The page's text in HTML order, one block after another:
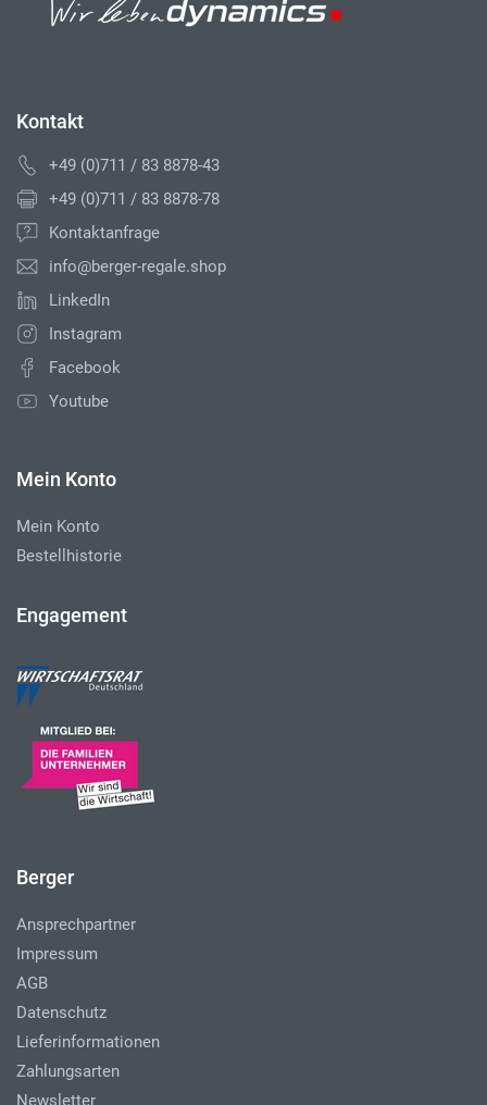
Kontakt
+49 (0)711 / 83 8878-43
+49 (0)711 / 83 8878-78
Kontaktanfrage
info@berger-regale.shop
LinkedIn
Instagram
Facebook
Youtube
Mein Konto
Mein Konto
Bestellhistorie
Engagement
Berger
Ansprechpartner
Impressum
AGB
Datenschutz
Lieferinformationen
Zahlungsarten